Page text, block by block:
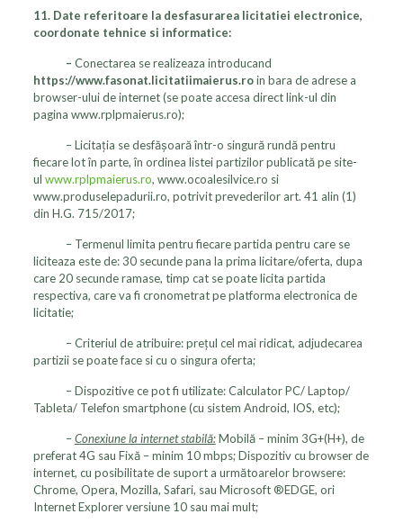
11. Date referitoare la desfasurarea licitatiei electronice,
coordonate tehnice si informatice:
– Conectarea se realizeaza introducand
https://www.fasonat.licitatiimaierus.roin bara de adrese a
browser-ului de internet (se poate accesa direct link-ul din
pagina www.rplpmaierus.ro);
– Licitaţia se desfăşoară într-o singură rundă pentru
fiecare lot în parte, în ordinea listei partizilor publicată pe site-
ul www.rplpmaierus.ro, www.ocoalesilvice.ro si
www.produselepadurii.ro, potrivit prevederilor art. 41 alin (1)
din H.G. 715/2017;
– Termenul limita pentru fiecare partida pentru care se
liciteaza este de: 30 secunde pana la prima licitare/oferta, dupa
care 20 secunde ramase, timp cat se poate licita partida
respectiva, care va fi cronometrat pe platforma electronica de
licitatie;
– Criteriul de atribuire: preţul cel mai ridicat, adjudecarea
partizii se poate face si cu o singura oferta;
– Dispozitive ce pot fi utilizate: Calculator PC/ Laptop/
Tableta/ Telefon smartphone (cu sistem Android, IOS, etc);
–Conexiune la internet stabilă:Mobilă – minim 3G+(H+), de
preferat 4G sau Fixă – minim 10 mbps; Dispozitiv cu browser de
internet, cu posibilitate de suport a următoarelor browsere:
Chrome, Opera, Mozilla, Safari, sau Microsoft ®EDGE, ori
Internet Explorer versiune 10 sau mai mult;